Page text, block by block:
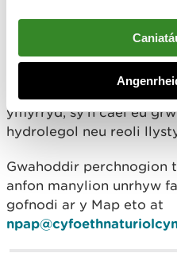
Mae Map Mawndir
gyda dros 10,000 o
adfer mawndir yn
ymyrryd, sy'n cael eu
hydrolegol neu reoli
Gwahoddir perchnogion
anfon manylion unrhyw
gofnodi ar y Map eto at